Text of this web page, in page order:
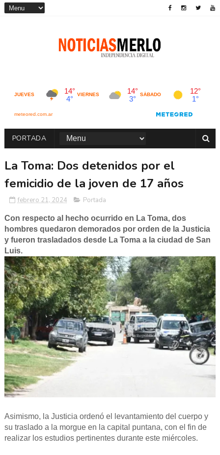
PORTADA
La Toma: Dos detenidos por el
femicidio de la joven de 17 años
febrero 21, 2024 Portada
Con respecto al hecho ocurrido en La Toma, dos
hombres quedaron demorados por orden de la Justicia
y fueron trasladados desde La Toma a la ciudad de San
Luis.
Asimismo, la Justicia ordenó el levantamiento del cuerpo y
su traslado a la morgue en la capital puntana, con el fin de
realizar los estudios pertinentes durante este miércoles.